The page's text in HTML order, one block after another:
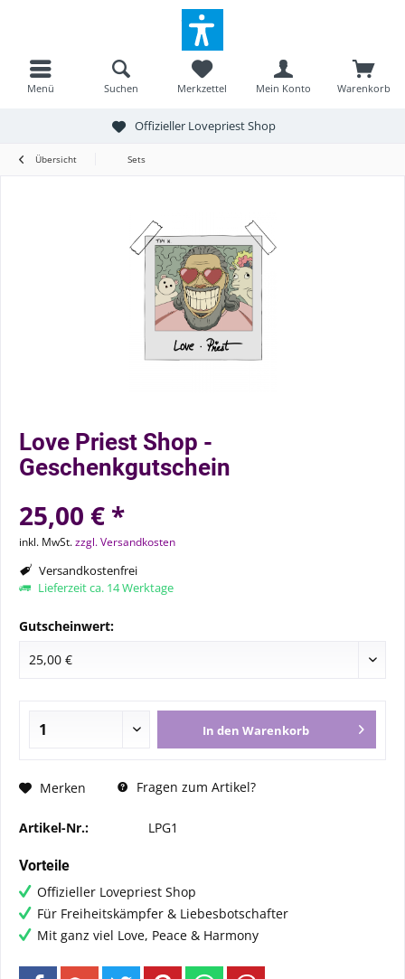
Menü Warenkorb
Merkzettel Mein Konto
Suchen
Offizieller Lovepriest Shop
Übersicht Sets
Love Priest Shop -
Geschenkgutschein
25,00 € *
inkl. MwSt.zzgl. Versandkosten
Versandkostenfrei
Lieferzeit ca. 14 Werktage
Gutscheinwert:
In den Warenkorb
Merken Fragen zum Artikel?
Artikel-Nr.: LPG1
Vorteile
Offizieller Lovepriest Shop
Für Freiheitskämpfer & Liebesbotschafter
Mit ganz viel Love, Peace & Harmony